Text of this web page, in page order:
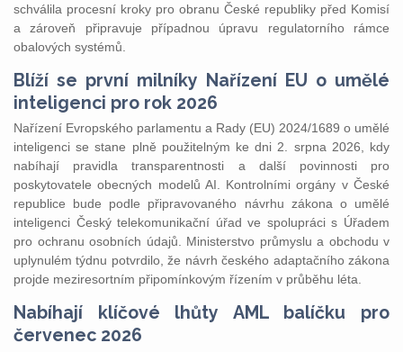
schválila procesní kroky pro obranu České republiky před Komisí
a zároveň připravuje případnou úpravu regulatorního rámce
obalových systémů.
Blíží se první milníky Nařízení EU o umělé
inteligenci pro rok 2026
Nařízení Evropského parlamentu a Rady (EU) 2024/1689 o umělé
inteligenci se stane plně použitelným ke dni 2. srpna 2026, kdy
nabíhají pravidla transparentnosti a další povinnosti pro
poskytovatele obecných modelů AI. Kontrolními orgány v České
republice bude podle připravovaného návrhu zákona o umělé
inteligenci Český telekomunikační úřad ve spolupráci s Úřadem
pro ochranu osobních údajů. Ministerstvo průmyslu a obchodu v
uplynulém týdnu potvrdilo, že návrh českého adaptačního zákona
projde meziresortním připomínkovým řízením v průběhu léta.
Nabíhají klíčové lhůty AML balíčku pro
červenec 2026